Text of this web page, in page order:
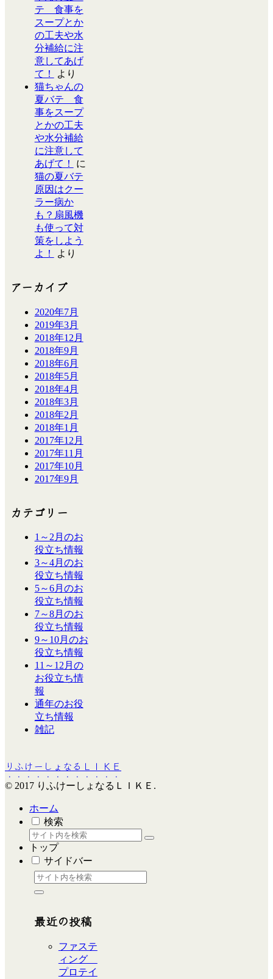
テ 食事を
スープとか
の工夫や水
分補給に注
意してあげ
て！
より
猫ちゃんの
夏バテ 食
事をスープ
とかの工夫
や水分補給
に注意して
あげて！
に
猫の夏バテ
原因はクー
ラー病か
も？扇風機
も使って対
策をしよう
よ！
より
アーカイブ
2020年7月
2019年3月
2018年12月
2018年9月
2018年6月
2018年5月
2018年4月
2018年3月
2018年2月
2018年1月
2017年12月
2017年11月
2017年10月
2017年9月
カテゴリー
1～2月のお
役立ち情報
3～4月のお
役立ち情報
5～6月のお
役立ち情報
7～8月のお
役立ち情報
9～10月のお
役立ち情報
11～12月の
お役立ち情
報
通年のお役
立ち情報
雑記
りふけーしょなるＬＩＫＥ
© 2017 りふけーしょなるＬＩＫＥ.
ホーム
検索
トップ
サイドバー
最近の投稿
ファステ
ィング
プロテイ